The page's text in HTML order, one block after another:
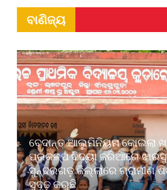
ବାଣିଜ୍ୟ
ବେଦାନ୍ତ ଆଲୁମିନିୟମ କୋଇଲା
ପ୍ରକଳ୍ପ ବିଦ୍ୟା ଜରିଆରେ
ସୁନ୍ଦରଗଡ଼ ଜିଲ୍ଲାରେ ଗ୍ରାମୀଣ
ସୁଦୃଢ଼ କରୁଛି